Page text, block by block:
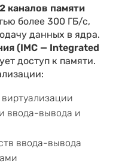
каналов памяти
более 300 ГБ/с,
данных в ядра.
(IMC — Integrated
доступ к памяти.
ввода-вывода и
ввода-вывода